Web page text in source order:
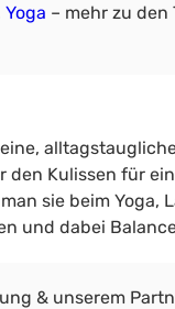
Yoga – mehr zu
Kulissen für
sie beim Yoga,
und dabei
& unserem